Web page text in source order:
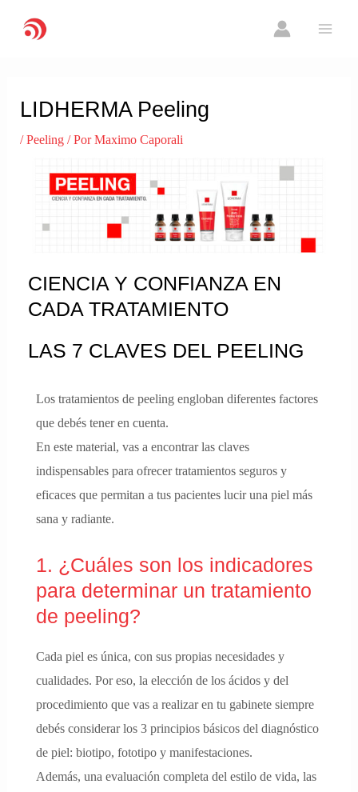
LIDHERMA Peeling
/Peeling / PorMaximo Caporali
CIENCIA Y CONFIANZA EN
CADA TRATAMIENTO
LAS 7 CLAVES DEL PEELING
Los tratamientos de peeling engloban diferentes factores
que debés tener en cuenta.
En este material, vas a encontrar las claves
indispensables para ofrecer tratamientos seguros y
eficaces que permitan a tus pacientes lucir una piel más
sana y radiante.
1. ¿Cuáles son los indicadores
para determinar un tratamiento
de peeling?
Cada piel es única, con sus propias necesidades y
cualidades. Por eso, la elección de los ácidos y del
procedimiento que vas a realizar en tu gabinete siempre
debés considerar los 3 principios básicos del diagnóstico
de piel: biotipo, fototipo y manifestaciones.
Además, una evaluación completa del estilo de vida, las
entradas